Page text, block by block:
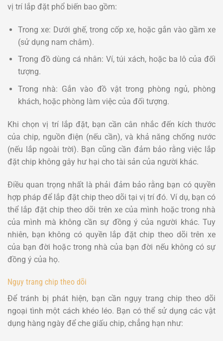
vị trí lắp đặt phổ biến bao gồm:
Trong xe: Dưới ghế, trong cốp xe, hoặc gắn vào gầm xe
(sử dụng nam châm).
Trong đồ dùng cá nhân: Ví, túi xách, hoặc ba lô của đối
tượng.
Trong nhà: Gắn vào đồ vật trong phòng ngủ, phòng
khách, hoặc phòng làm việc của đối tượng.
Khi chọn vị trí lắp đặt, bạn cần cân nhắc đến kích thước
của chip, nguồn điện (nếu cần), và khả năng chống nước
(nếu lắp ngoài trời). Bạn cũng cần đảm bảo rằng việc lắp
đặt chip không gây hư hại cho tài sản của người khác.
Điều quan trọng nhất là phải đảm bảo rằng bạn có quyền
hợp pháp để lắp đặt chip theo dõi tại vị trí đó. Ví dụ, bạn có
thể lắp đặt chip theo dõi trên xe của mình hoặc trong nhà
của mình mà không cần sự đồng ý của người khác. Tuy
nhiên, bạn không có quyền lắp đặt chip theo dõi trên xe
của bạn đời hoặc trong nhà của bạn đời nếu không có sự
đồng ý của họ.
Ngụy trang chip theo dõi
Để tránh bị phát hiện, bạn cần ngụy trang chip theo dõi
ngoại tình một cách khéo léo. Bạn có thể sử dụng các vật
dụng hàng ngày để che giấu chip, chẳng hạn như: